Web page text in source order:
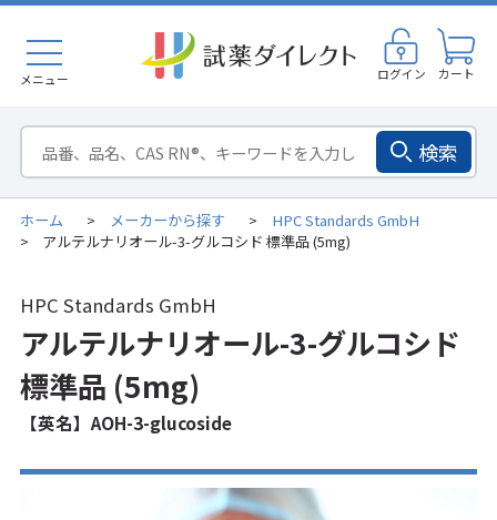
メニュー ログイン カート
検索
ホーム > メーカーから探す > HPC Standards GmbH
> アルテルナリオール-3-グルコシド 標準品 (5mg)
HPC Standards GmbH
アルテルナリオール-3-グルコシド
標準品 (5mg)
【英名】AOH-3-glucoside